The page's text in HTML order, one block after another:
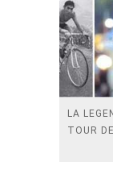
LA
TOUR